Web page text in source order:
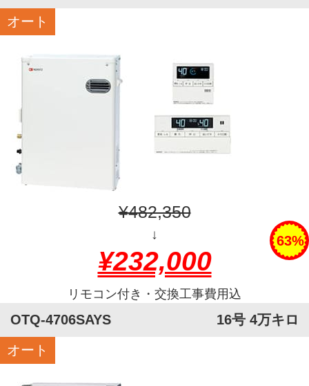
オート
¥482,350
63%
↓
¥232,000
リモコン付き・交換工事費用込
OTQ-4706SAYS
16号 4万キロ
オート